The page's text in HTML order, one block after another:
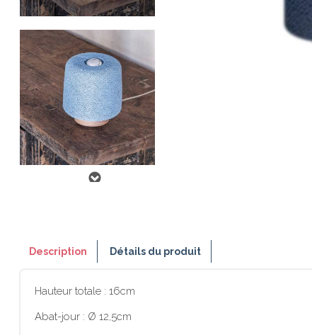
Description Détails du produit
Hauteur totale : 16cm
Abat-jour : Ø 12,5cm